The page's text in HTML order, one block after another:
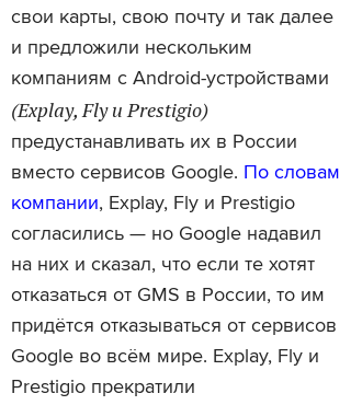
свои карты, свою почту и так далее
и предложили нескольким
компаниям с Android-устройствами
(Explay, Fly и Prestigio)
предустанавливать их в России
вместо сервисов Google. По словам
компании, Explay, Fly и Prestigio
согласились — но Google надавил
на них и сказал, что если те хотят
отказаться от GMS в России, то им
придётся отказываться от сервисов
Google во всём мире. Explay, Fly и
Prestigio прекратили